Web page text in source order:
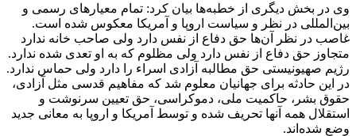
وی در بخش دیگری از خطبه‌ها بیان کرد: تمام معیارهای رسمی و
بین‌المللی در نظر و سیاست اروپا و آمریکا معکوس شده است.
غاصب در نظر آن‌ها حق دفاع از نفس دارد ولی صاحب خانه ندارد
متجاوز حق دفاع از نفس دارد ولی مظلوم که به او تعدی شده ندارد.
رژیم صهیونیستی حق مطالبه آزادی اسراء را دارد ولی حماس ندارد.
در این حادثه برای جهانیان معلوم شد که مفاهیم قدسی مثل آزادی،
حقوق بشر، حاکمیت ملی، دموکراسی، حق تعیین سرنوشت و
استقلال همه آنها تحریف شده و توسط آمریکا و اروپا به معانی جدید
وضع شده‌اند.